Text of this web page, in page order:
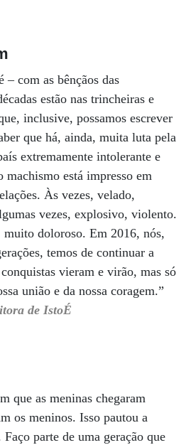
– com as bênçãos das
estão nas trincheiras e
inclusive, possamos escrever
que há, ainda, muita luta pela
extremamente intolerante e
machismo está impresso em
Às vezes, velado,
vezes, explosivo, violento.
muito doloroso. Em 2016, nós,
temos de continuar a
vieram e virão, mas só
união e da nossa coragem.”
de IstoÉ
que as meninas chegaram
os meninos. Isso pautou a
parte de uma geração que